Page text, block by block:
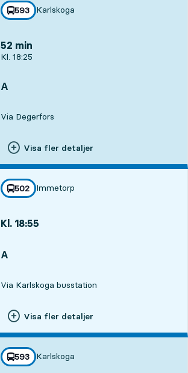
linje
593
mot
Karlskoga
,
52 min
Avgår, Kl. 18:25, om 52 min
Kl. 18:25
A
Via Degerfors
Visa fler detaljer
linje
502
mot
Immetorp
,
Kl. 18:55
A
Via Karlskoga busstation
Visa fler detaljer
linje
593
mot
Karlskoga
,